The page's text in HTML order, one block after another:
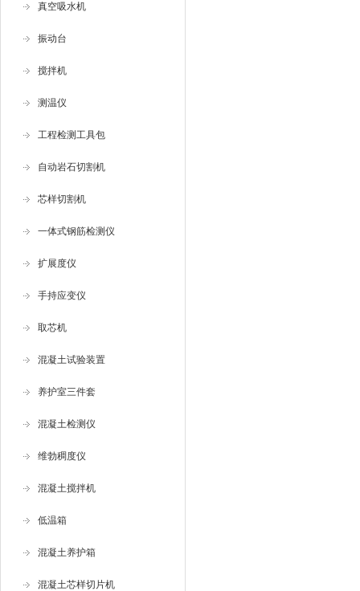
真空吸水机
振动台
搅拌机
测温仪
工程检测工具包
自动岩石切割机
芯样切割机
一体式钢筋检测仪
扩展度仪
手持应变仪
取芯机
混凝土试验装置
养护室三件套
混凝土检测仪
维勃稠度仪
混凝土搅拌机
低温箱
混凝土养护箱
混凝土芯样切片机